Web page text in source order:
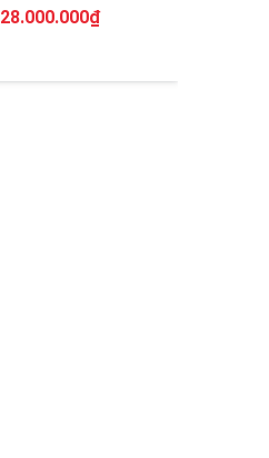
28.000.000₫